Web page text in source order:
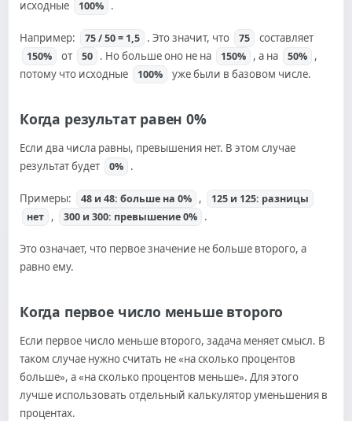
исходные
100% .
Например: 75 / 50 = 1,5 . Это значит, что 75 составляет
150% от 50 . Но больше оно не на 150% , а на 50% ,
потому что исходные
100% уже были в базовом числе.
Когда результат равен 0%
Если два числа равны, превышения нет. В этом случае
результат будет
0% .
Примеры: 48 и 48: больше на 0% ,
125 и 125: разницы
нет , 300 и 300: превышение 0% .
Это означает, что первое значение не больше второго, а
равно ему.
Когда первое число меньше второго
Если первое число меньше второго, задача меняет смысл. В
таком случае нужно считать не «на сколько процентов
больше», а «на сколько процентов меньше». Для этого
лучше использовать отдельный калькулятор уменьшения в
процентах.